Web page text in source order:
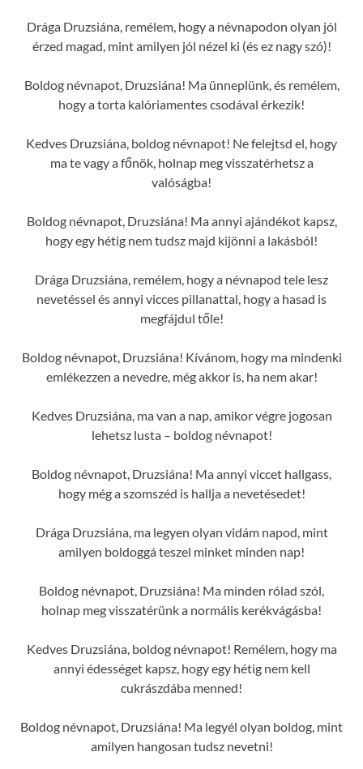
Drága Druzsiána, remélem, hogy a névnapodon olyan jól
érzed magad, mint amilyen jól nézel ki (és ez nagy szó)!
Boldog névnapot, Druzsiána! Ma ünneplünk, és remélem,
hogy a torta kalóriamentes csodával érkezik!
Kedves Druzsiána, boldog névnapot! Ne felejtsd el, hogy
ma te vagy a főnök, holnap meg visszatérhetsz a
valóságba!
Boldog névnapot, Druzsiána! Ma annyi ajándékot kapsz,
hogy egy hétig nem tudsz majd kijönni a lakásból!
Drága Druzsiána, remélem, hogy a névnapod tele lesz
nevetéssel és annyi vicces pillanattal, hogy a hasad is
megfájdul tőle!
Boldog névnapot, Druzsiána! Kívánom, hogy ma mindenki
emlékezzen a nevedre, még akkor is, ha nem akar!
Kedves Druzsiána, ma van a nap, amikor végre jogosan
lehetsz lusta – boldog névnapot!
Boldog névnapot, Druzsiána! Ma annyi viccet hallgass,
hogy még a szomszéd is hallja a nevetésedet!
Drága Druzsiána, ma legyen olyan vidám napod, mint
amilyen boldoggá teszel minket minden nap!
Boldog névnapot, Druzsiána! Ma minden rólad szól,
holnap meg visszatérünk a normális kerékvágásba!
Kedves Druzsiána, boldog névnapot! Remélem, hogy ma
annyi édességet kapsz, hogy egy hétig nem kell
cukrászdába menned!
Boldog névnapot, Druzsiána! Ma legyél olyan boldog, mint
amilyen hangosan tudsz nevetni!